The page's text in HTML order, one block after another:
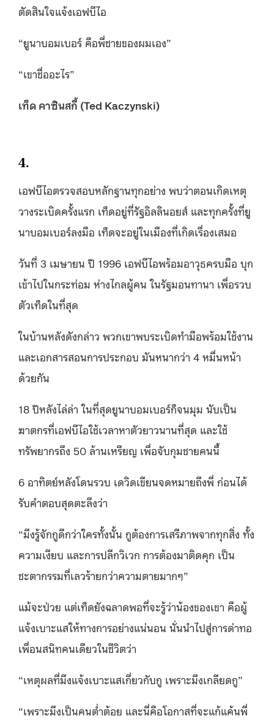
ตัดสินใจแจ้งเอฟบีไอ
“ยูนาบอมเบอร์ คือพี่ชายของผมเอง”
“เขาชื่ออะไร”
เท็ด คาซินสกี้ (Ted Kaczynski)
4.
เอฟบีไอตรวจสอบหลักฐานทุกอย่าง พบว่าตอนเกิดเหตุ
วางระเบิดครั้งแรก เท็ดอยู่ที่รัฐอิลลินอยส์ และทุกครั้งที่ยู
นาบอมเบอร์ลงมือ เท็ดจะอยู่ในเมืองที่เกิดเรื่องเสมอ
วันที่ 3 เมษายน ปี 1996 เอฟบีไอพร้อมอาวุธครบมือ บุก
เข้าไปในกระท่อม ห่างไกลผู้คน ในรัฐมอนทานา เพื่อรวบ
ตัวเท็ดในที่สุด
ในบ้านหลังดังกล่าว พวกเขาพบระเบิดทำมือพร้อมใช้งาน
และเอกสารสอนการประกอบ มันหนากว่า 4 หมื่นหน้า
ด้วยกัน
18 ปีหลังไล่ล่า ในที่สุดยูนาบอมเบอร์ก็จนมุม นับเป็น
ฆาตกรที่เอฟบีไอใช้เวลาหาตัวยาวนานที่สุด และใช้
ทรัพยากรถึง 50 ล้านเหรียญ เพื่อจับกุมชายคนนี้
6 อาทิตย์หลังโดนรวบ เดวิดเขียนจดหมายถึงพี่ ก่อนได้
รับคำตอบสุดตะลึงว่า
“มึงรู้จักกูดีกว่าใครทั้งนั้น กูต้องการเสรีภาพจากทุกสิ่ง ทั้ง
ความเงียบ และการปลีกวิเวก การต้องมาติดคุก เป็น
ชะตากรรมที่เลวร้ายกว่าความตายมากๆ”
แม้จะป่วย แต่เท็ดยังฉลาดพอที่จะรู้ว่าน้องของเขา คือผู้
แจ้งเบาะแสให้ทางการอย่างแน่นอน นั่นนำไปสู่การด่าทอ
เพื่อนสนิทคนเดียวในชีวิตว่า
“เหตุผลที่มึงแจ้งเบาะแสเกี่ยวกับกู เพราะมึงเกลียดกู”
“เพราะมึงเป็นคนต่ำต้อย และนี่คือโอกาสที่จะแก้แค้นพี่